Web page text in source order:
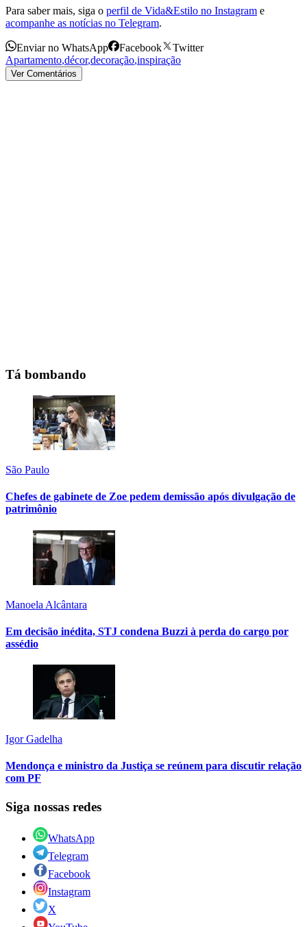
Para saber mais, siga o perfil de Vida&Estilo no Instagram e
acompanhe as notícias no Telegram.
Enviar no WhatsApp Facebook
Twitter
Apartamento,décor,decoração,inspiração
Ver Comentários
Tá bombando
São Paulo
Chefes de gabinete de Zoe pedem demissão após divulgação de
patrimônio
Manoela Alcântara
Em decisão inédita, STJ condena Buzzi à perda do cargo por
assédio
Igor Gadelha
Mendonça e ministro da Justiça se reúnem para discutir relação
com PF
Siga nossas redes
WhatsApp
Telegram
Facebook
Instagram
X